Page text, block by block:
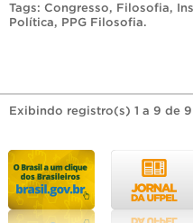
Tags: Congresso, Filosofia,
Política, PPG Filosofia.
Exibindo registro(s) 1 a 9 de